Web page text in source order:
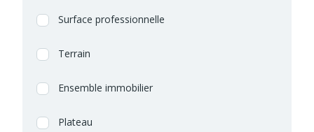
Surface professionnelle
Terrain
Ensemble immobilier
Plateau